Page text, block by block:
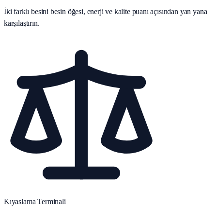
İki farklı besini besin öğesi, enerji ve kalite puanı açısından yan yana
karşılaştırın.
Kıyaslama Terminali